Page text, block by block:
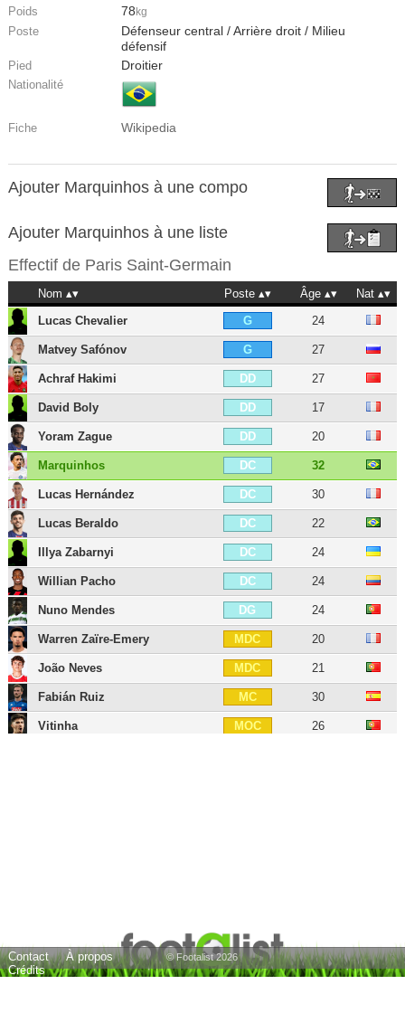
Poids 78 kg
Poste
Défenseur central / Arrière droit / Milieu
défensif
Pied Droitier
Nationalité
Fiche Wikipedia
Ajouter Marquinhos à une compo
Ajouter Marquinhos à une liste
Effectif de Paris Saint-Germain
Nom Poste Âge
Nat
Lucas Chevalier
G 24
Matvey Safónov G 27
Achraf Hakimi DD 27
David Boly DD 17
Yoram Zague DD 20
Marquinhos DC 32
Lucas Hernández DC 30
Lucas Beraldo DC 22
Illya Zabarnyi DC 24
Willian Pacho DC 24
Nuno Mendes DG 24
Warren Zaïre-Emery MDC 20
João Neves MDC 21
Fabián Ruiz MC 30
Vitinha MOC 26
Khvicha Kvaratskhelia AIG 25
Contact
À propos
Crédits
© Footalist 2026